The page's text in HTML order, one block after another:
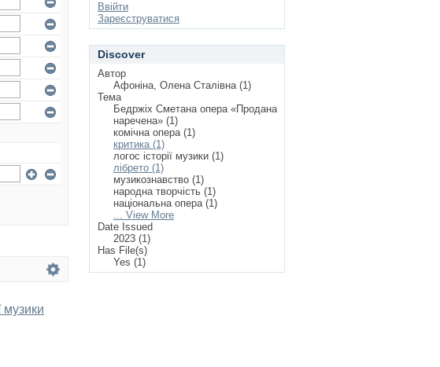
музики
Ввійти
Зареєструватися
Discover
Автор
Афоніна, Олена Сталівна (1)
Тема
Бедржіх Сметана опера «Продана
наречена» (1)
комічна опера (1)
критика (1)
логос історії музики (1)
лібрето (1)
музикознавство (1)
народна творчість (1)
національна опера (1)
... View More
Date Issued
2023 (1)
Has File(s)
Yes (1)